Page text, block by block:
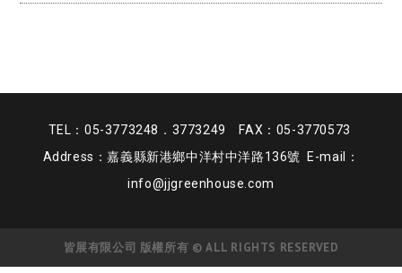
TEL：05-3773248．3773249 FAX：05-3770573
Address：嘉義縣新港鄉中洋村中洋路136號 E-mail：
info@jjgreenhouse.com
皆展有限公司 版權所有 © ALL RIGHTS RESERVED